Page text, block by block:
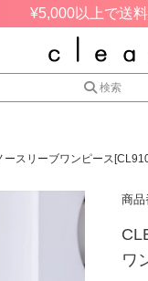
¥5,000以上で送
検索
スリーブワンピース
商品
ワ